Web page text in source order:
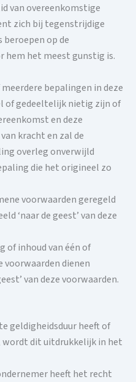
van overeenkomstige
zich bij tegenstrijdige
op de
hem het meest gunstig is.
bepalingen in deze
of gedeeltelijk nietig zijn of
en deze
kracht en zal de
overleg onverwijld
die het origineel zo
voorwaarden geregeld
‘naar de geest’ van deze
of inhoud van één of
voorwaarden dienen
van deze voorwaarden.
geldigheidsduur heeft of
wordt dit uitdrukkelijk in het
heeft het recht